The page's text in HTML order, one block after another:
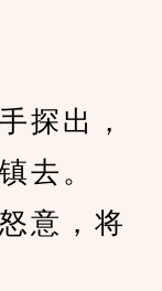
出，
去。
意，将